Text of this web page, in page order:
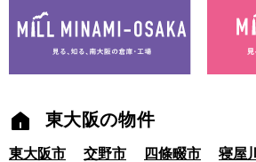
東大阪の物件
東大阪市 交野市 四條畷市 寝屋